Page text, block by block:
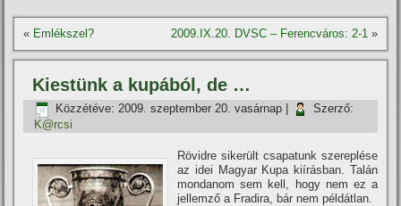
« Emlékszel? 2009.IX.20. DVSC – Ferencváros: 2-1»
Kiestünk a kupából, de …
Közzétéve: 2009. szeptember 20. vasárnap
Szerző:
K@rcsi
Rövidre sikerült csapatunk szereplése
az idei Magyar Kupa kií­rásban. Talán
mondanom sem kell, hogy nem ez a
jellemző a Fradira, bár nem példátlan.